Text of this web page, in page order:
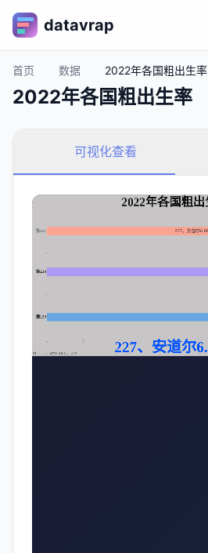
datavrap
首页 数据 2022年各国粗出生率
2022年各国粗出生率
可视化查看